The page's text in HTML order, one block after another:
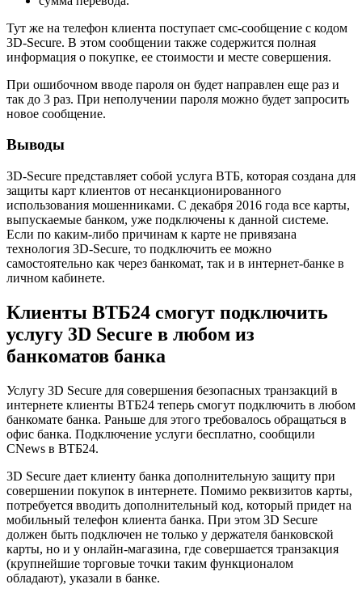
Тут же на телефон клиента поступает смс-сообщение с кодом
3D-Secure. В этом сообщении также содержится полная
информация о покупке, ее стоимости и месте совершения.
При ошибочном вводе пароля он будет направлен еще раз и
так до 3 раз. При неполучении пароля можно будет запросить
новое сообщение.
Выводы
3D-Secure представляет собой услуга ВТБ, которая создана для
защиты карт клиентов от несанкционированного
использования мошенниками. С декабря 2016 года все карты,
выпускаемые банком, уже подключены к данной системе.
Если по каким-либо причинам к карте не привязана
технология 3D-Secure, то подключить ее можно
самостоятельно как через банкомат, так и в интернет-банке в
личном кабинете.
Клиенты ВТБ24 смогут подключить
услугу 3D Secure в любом из
банкоматов банка
Услугу 3D Secure для совершения безопасных транзакций в
интернете клиенты ВТБ24 теперь смогут подключить в любом
банкомате банка. Раньше для этого требовалось обращаться в
офис банка. Подключение услуги бесплатно, сообщили
CNews в ВТБ24.
3D Secure дает клиенту банка дополнительную защиту при
совершении покупок в интернете. Помимо реквизитов карты,
потребуется вводить дополнительный код, который придет на
мобильный телефон клиента банка. При этом 3D Secure
должен быть подключен не только у держателя банковской
карты, но и у онлайн-магазина, где совершается транзакция
(крупнейшие торговые точки таким функционалом
обладают), указали в банке.